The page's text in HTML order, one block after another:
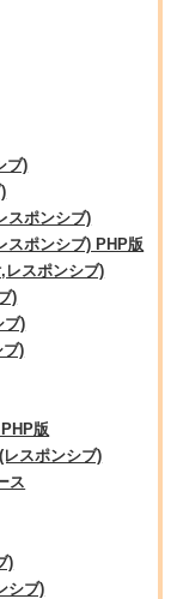
ブ)
スポンシブ)
スポンシブ) PHP版
レスポンシブ)
)
ブ)
ブ)
版
スポンシブ)
ス
)
シブ)